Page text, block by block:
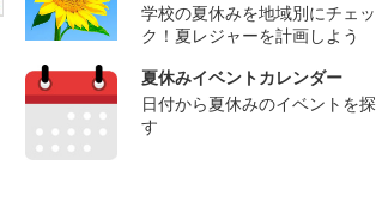
学校の夏休みを地域別にチェッ
ク！夏レジャーを計画しよう
夏休みイベントカレンダー
日付から夏休みのイベントを探
す